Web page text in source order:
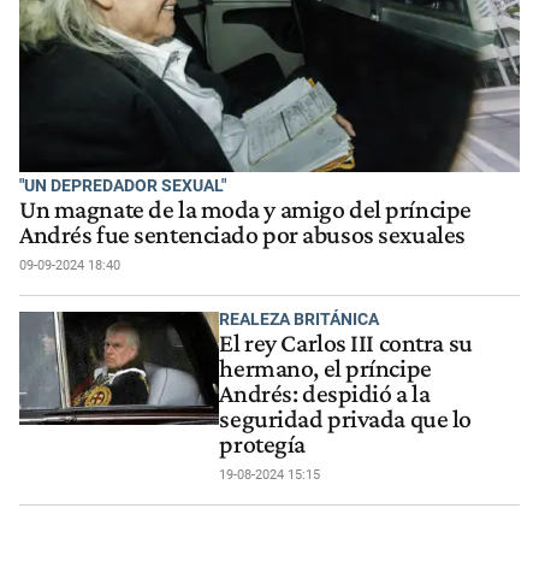
"UN DEPREDADOR SEXUAL"
Un magnate de la moda y amigo del príncipe
Andrés fue sentenciado por abusos sexuales
09-09-2024 18:40
REALEZA BRITÁNICA
El rey Carlos III contra su
hermano, el príncipe
Andrés: despidió a la
seguridad privada que lo
protegía
19-08-2024 15:15